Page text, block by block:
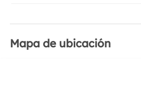
Mapa de ubicación